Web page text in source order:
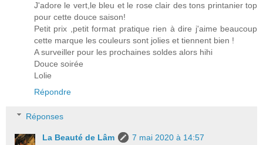
J'adore le vert,le bleu et le rose clair des tons printanier top
pour cette douce saison!
Petit prix ,petit format pratique rien à dire j'aime beaucoup
cette marque les couleurs sont jolies et tiennent bien !
A surveiller pour les prochaines soldes alors hihi
Douce soirée
Lolie
Répondre
Réponses
La Beauté de Lâm
7 mai 2020 à 14:57